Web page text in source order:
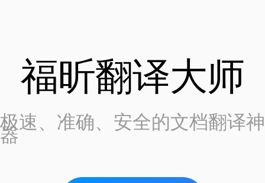
福昕翻译大师
极速、准确、安全的文档翻译神
器